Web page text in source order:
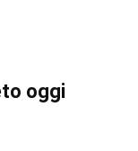
oggi